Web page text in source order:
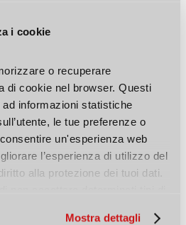
i cookie
o recuperare
di cookie nel browser. Questi
informazioni statistiche
le tue preferenze o
un'esperienza web
l’esperienza di utilizzo del
alla protezione dei tuoi dati.
Mostra dettagli